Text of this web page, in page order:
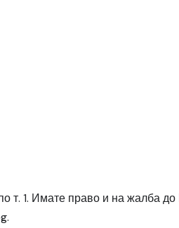
т. 1. Имате право и на жалба до
.